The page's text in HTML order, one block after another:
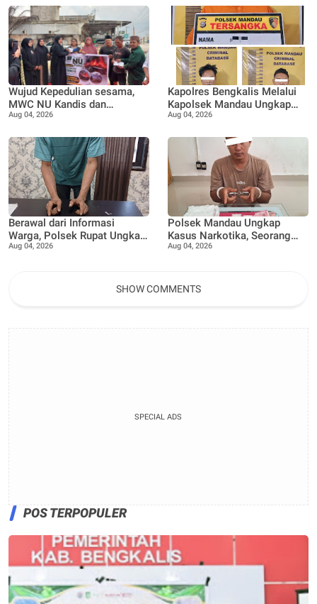
Pertanian di Desa Teluk Rhu
Wujud Kepedulian sesama,
MWC NU Kandis dan
Muslimat NU Kandis
musibah kebakaran
Aug 04, 2026
Kapolres Bengkalis Melalui
Kapolsek Mandau Ungkap
Kasus Penyalahgunaan
Orang Diamankan
Aug 04, 2026
Berawal dari Informasi
Warga, Polsek Rupat Ungkap
Kasus Sabu dan Amankan
Aug 04, 2026
Polsek Mandau Ungkap
Kasus Narkotika, Seorang
Pria Diamankan dengan
Aug 04, 2026
SHOW COMMENTS
SPECIAL ADS
POS TERPOPULER